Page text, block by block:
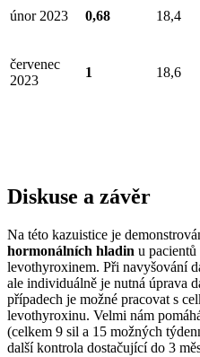
únor 2023 0,68 18,4
červenec
2023
1 18,6
Diskuse a závěr
Na této kazuistice je
hormonálních hladin u
levothyroxinem. Při navyšování
ale individuálně je nutná úprava
případech je možné pracovat s
levothyroxinu. Velmi nám
(celkem 9 sil a 15 možných
další kontrola dostačující do 3